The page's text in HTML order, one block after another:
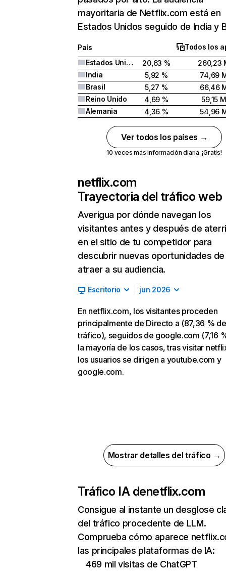
mayoritaria de Netflix.com está en
Estados Unidos seguido de India y
País
Todos los
Estados Unidos
20,63 %
260,23
India
5,92 %
74,69
Brasil
5,27 %
66,46
Reino Unido
4,69 %
59,15 M
Alemania
4,36 % 54,96
Ver todos los países →
10 veces más información diaria. ¡Gratis!
netflix.com
Trayectoria del tráfico web
Averigua por dónde navegan los
visitantes antes y después de
en el sitio de tu competidor para
descubrir nuevas oportunidades de
atraer a su audiencia.
Escritorio jun 2026
En netflix.com, los visitantes proceden
principalmente de Directo a (87,36 % de
tráfico), seguidos de google.com (7,16
la mayoría de los casos, tras visitar
los usuarios se dirigen a youtube.com y
google.com.
Mostrar detalles del tráfico →
Tráfico IA denetflix.com
Consigue al instante un desglose
del tráfico procedente de LLM.
Comprueba cómo aparece
las principales plataformas de IA:
469 mil visitas de ChatGPT